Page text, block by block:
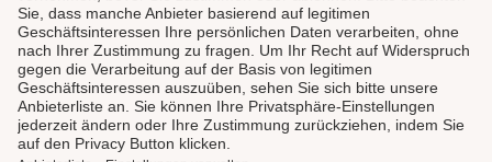
LAUX DELI
SERVICE